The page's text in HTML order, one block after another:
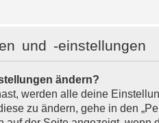
und -einstellungen
ändern?
werden alle deine
zu ändern, gehe in den